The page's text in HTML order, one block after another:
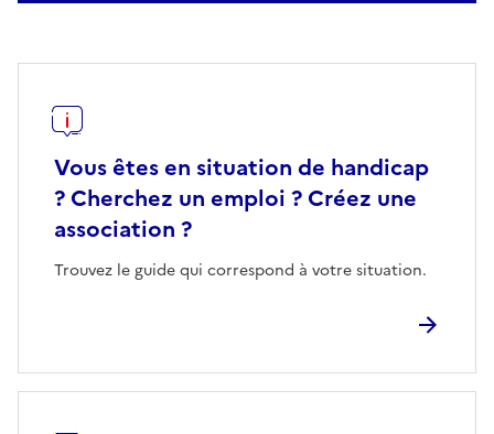
Vous êtes en situation de handicap
? Cherchez un emploi ? Créez une
association ?
Trouvez le guide qui correspond à votre situation.